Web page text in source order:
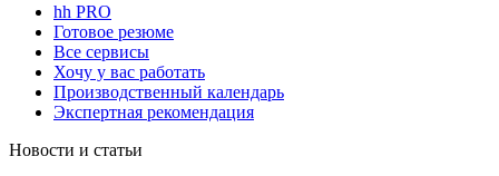
hh PRO
Готовое резюме
Все сервисы
Хочу у вас работать
Производственный календарь
Экспертная рекомендация
Новости и статьи